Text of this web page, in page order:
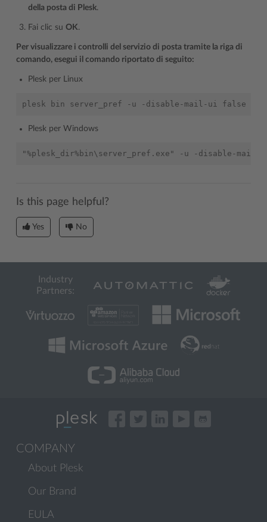
della posta di Plesk.
Fai clic su OK.
Per visualizzare i controlli del servizio di posta tramite la riga di
comando, esegui il comando riportato di seguito:
Plesk per Linux
Plesk per Windows
Is this page helpful?
Yes No
Industry
Partners:
COMPANY
About Plesk
Our Brand
EULA